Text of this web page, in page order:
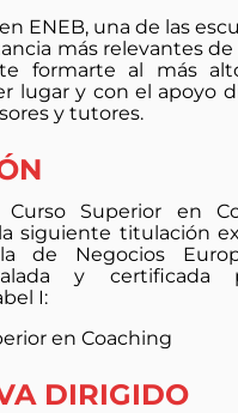
ENEB, una de las
más relevantes de
formarte al más
lugar y con el apoyo
y tutores.
Superior en
siguiente titulación
de Negocios
y certificada
I:
en Coaching
DIRIGIDO